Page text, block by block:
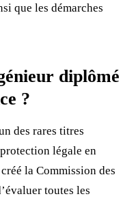
que les démarches
diplômé
?
des rares titres
légale en
la Commission des
toutes les